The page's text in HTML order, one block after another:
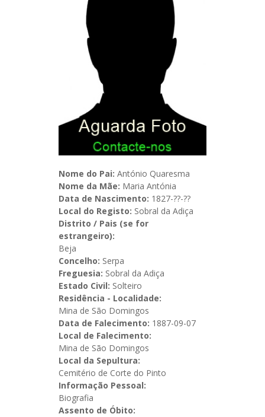
Nome do Pai: António Quaresma
Nome da Mãe: Maria Antónia
Data de Nascimento: 1827-??-??
Local do Registo: Sobral da Adiça
Distrito / Pais (se for
estrangeiro):
Beja
Concelho: Serpa
Freguesia: Sobral da Adiça
Estado Civil: Solteiro
Residência - Localidade:
Mina de São Domingos
Data de Falecimento: 1887-09-07
Local de Falecimento:
Mina de São Domingos
Local da Sepultura:
Cemitério de Corte do Pinto
Informação Pessoal:
Biografia
Assento de Óbito: